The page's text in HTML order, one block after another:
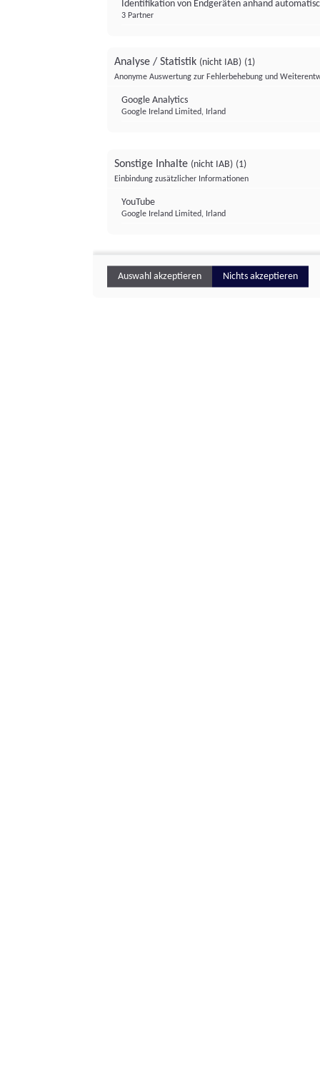
Identifikation von Endgeräten anhand
3 Partner
Analyse / Statistik (nicht IAB) (1)
Anonyme Auswertung zur Fehlerbehebung und
Google Analytics
Google Ireland Limited, Irland
Sonstige Inhalte (nicht IAB) (1)
Einbindung zusätzlicher Informationen
YouTube
Google Ireland Limited, Irland
Auswahl akzeptieren Nichts akzeptieren